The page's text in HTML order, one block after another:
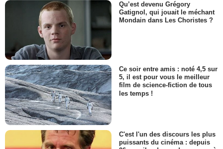
Qu’est devenu Grégory
Gatignol, qui jouait le méchant
Mondain dans Les Choristes ?
Ce soir entre amis : noté 4,5 sur
5, il est pour vous le meilleur
film de science-fiction de tous
les temps !
C'est l'un des discours les plus
puissants du cinéma : depuis